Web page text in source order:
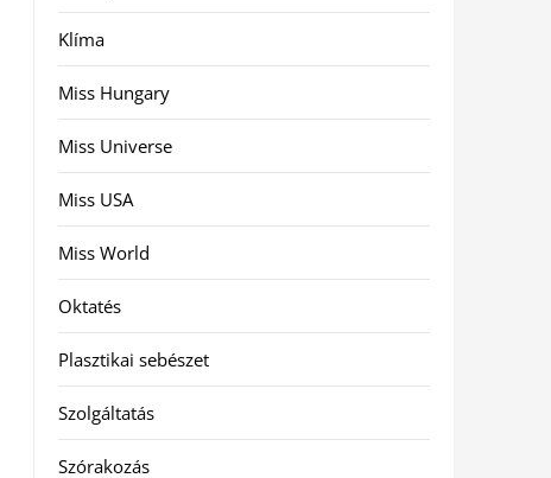
Klíma
Miss Hungary
Miss Universe
Miss USA
Miss World
Oktatés
Plasztikai sebészet
Szolgáltatás
Szórakozás